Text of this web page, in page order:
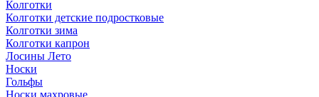
Колготки
Колготки детские подростковые
Колготки зима
Колготки капрон
Лосины Лето
Носки
Гольфы
Носки махровые